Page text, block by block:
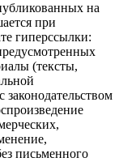
на
при
гиперссылки:
(тексты,
законодательством
письменного